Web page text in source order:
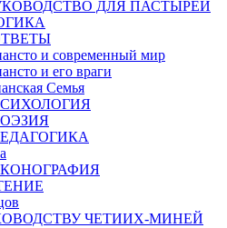
ДЛЯ ПАСТЫРЕЙ
и современный мир
и его враги
Семья
ЧЕТИИХ-МИНЕЙ